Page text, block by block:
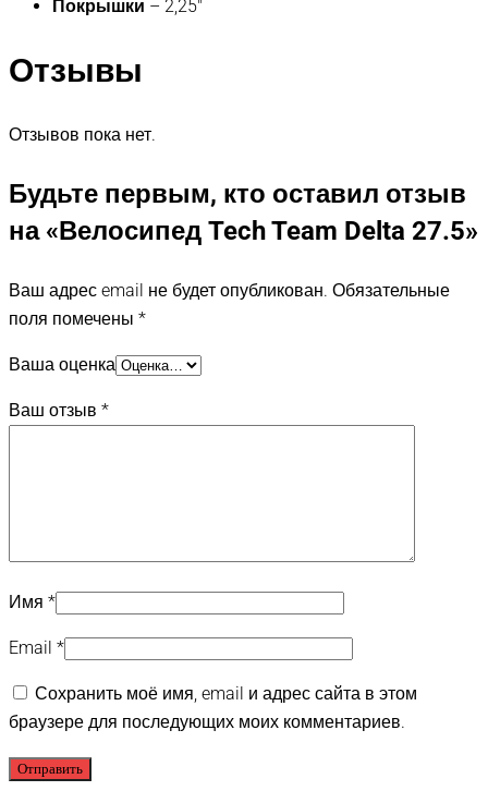
Покрышки – 2,25″
Отзывы
Отзывов пока нет.
Будьте первым, кто оставил отзыв
на «Велосипед Tech Team Delta 27.5»
Ваш адрес email не будет опубликован. Обязательные
поля помечены *
Ваша оценка
Ваш отзыв *
Имя *
Email *
Сохранить моё имя, email и адрес сайта в этом
браузере для последующих моих комментариев.